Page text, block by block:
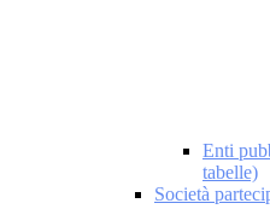
Enti
tabelle)
Società